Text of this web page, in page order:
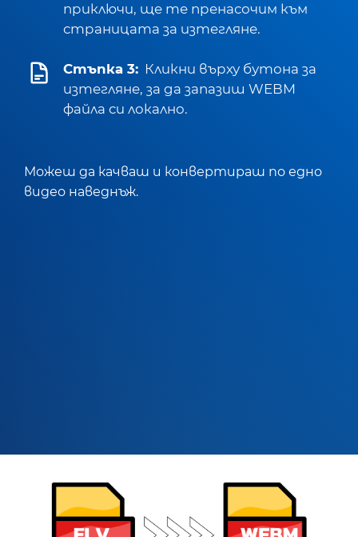
приключи, ще те пренасочим към
страницата за изтегляне.
Стъпка 3: Кликни върху бутона за
изтегляне, за да запазиш WEBM
файла си локално.
Можеш да качваш и конвертираш по едно
видео наведнъж.